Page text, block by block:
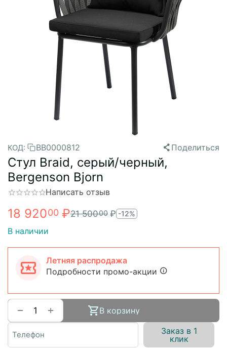
КОД: BB0000812 Поделиться
Стул Braid, серый/черный,
Bergenson Bjorn
Написать отзыв
18 92000 ₽21 50000 ₽ -12%
В наличии
Летняя распродажа
Подробности промо-акции
+
−
В корзину
Заказ в 1
клик